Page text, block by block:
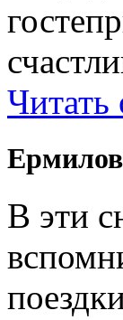
Читать
В эти